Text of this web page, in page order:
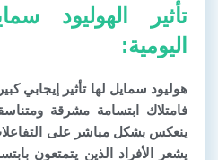
تأثير الهوليود
اليومية:
هوليود سمايل لها تأثير إيجابي
فامتلاك ابتسامة مشرقة
ينعكس بشكل مباشر على
يشعر الأفراد الذين يتمتعون